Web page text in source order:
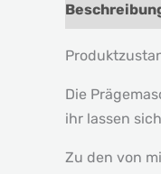
Die
ihr lassen
Zu den von